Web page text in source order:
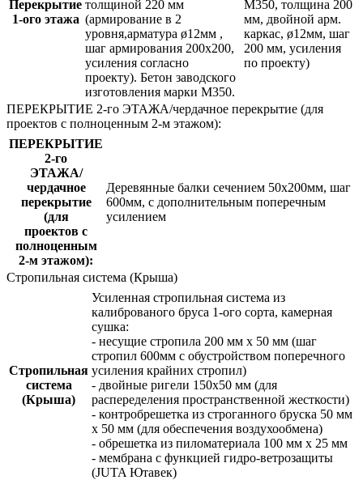
Перекрытие
1-ого этажа
толщиной 220 мм
(армирование в 2
уровня,арматура ø12мм ,
шаг армирования 200х200,
усиления согласно
проекту). Бетон заводского
изготовления марки М350.
М350, толщина 200
мм, двойной арм.
каркас, ø12мм, шаг
200 мм, усиления
по проекту)
ПЕРЕКРЫТИЕ 2-го ЭТАЖА/чердачное перекрытие (для
проектов с полноценным 2-м этажом):
ПЕРЕКРЫТИЕ
2-го
ЭТАЖА/
чердачное
перекрытие
(для
проектов с
полноценным
2-м этажом):
Деревянные балки сечением 50х200мм, шаг
600мм, с дополнительным поперечным
усилением
Стропильная система (Крыша)
Стропильная
система
(Крыша)
Усиленная стропильная система из
калиброваного бруса 1-ого сорта, камерная
сушка:
- несущие стропила 200 мм x 50 мм (шаг
стропил 600мм с обустройством поперечного
усиления крайних стропил)
- двойные ригели 150х50 мм (для
распеределения пространственной жесткости)
- контробрешетка из строганного бруска 50 мм
x 50 мм (для обеспечения воздухообмена)
- обрешетка из пиломатериала 100 мм x 25 мм
- мембрана с функцией гидро-ветрозащиты
(JUTA Ютавек)